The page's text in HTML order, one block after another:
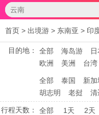
首页 > 出境游 > 东南亚 > 印
目的地： 全部 海岛游
欧洲
美洲 台湾
全部 泰国 新加
胡志明
老挝 清
行程天数： 全部 1天 2天